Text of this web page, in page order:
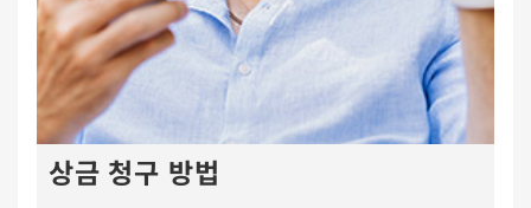
상금 청구 방법